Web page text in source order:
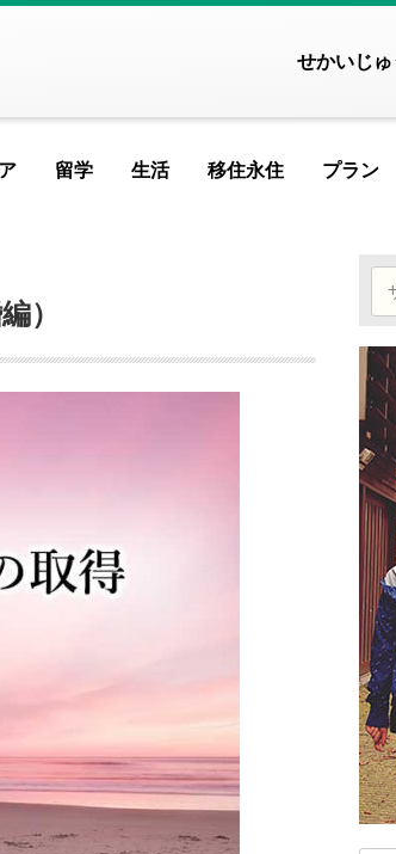
せかいじゅ
アイルランド
イタリア
ウクライナ
ドイツ
フィンランド
中東/アフリカ
アルジェリア
ウ
シン
タイ
バン
フ
ベト
マ
モ
中国
韓国
オー
ニュ
プラン
記
移住永住
フランス移
記事が
ンス語バイリンガルになるため
MOST VIEWED ARTICLE
記事が見つかりませんでし
PICKUP ARTICLE
FEATURED
フランスのビザ13種類の特徴と
MOST VIEWED
記事が見つかりませ
PICKUP
留学
フランスの大学留学費用はこ
把
MOST
記事が見つ
FEATURED
ランスで働く前に知っておきた
MOST VIEWED
記事が見つかりま
PICKUP
生活
パリの治安情報。華
MOST
記事が見
の教育システム徹底分析
VIEWED ARTICLE
PICKUP ARTICLE
）